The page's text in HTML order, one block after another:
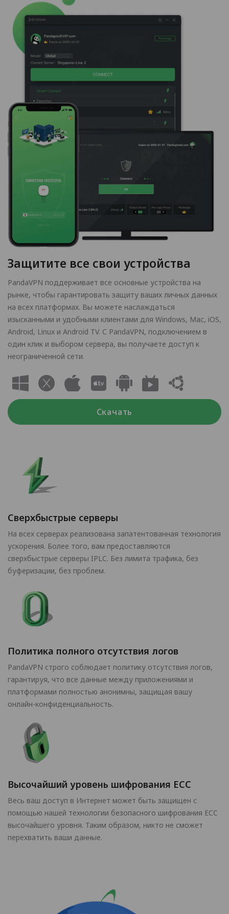
Защитите все свои устройства
PandaVPN поддерживает все основные устройства на
рынке, чтобы гарантировать защиту ваших личных данных
на всех платформах. Вы можете наслаждаться
изысканными и удобными клиентами для Windows, Mac, iOS,
Android, Linux и Android TV. С PandaVPN, подключением в
один клик и выбором сервера, вы получаете доступ к
неограниченной сети.
Скачать
Сверхбыстрые серверы
На всех серверах реализована запатентованная технология
ускорения. Более того, вам предоставляются
сверхбыстрые серверы IPLC. Без лимита трафика, без
буферизации, без проблем.
Политика полного отсутствия логов
PandaVPN строго соблюдает политику отсутствия логов,
гарантируя, что все данные между приложениями и
платформами полностью анонимны, защищая вашу
онлайн-конфиденциальность.
Высочайший уровень шифрования ECC
Весь ваш доступ в Интернет может быть защищен с
помощью нашей технологии безопасного шифрования ECC
высочайшего уровня. Таким образом, никто не сможет
перехватить ваши данные.